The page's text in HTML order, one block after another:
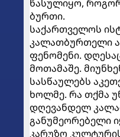
წასულიყო,
ბურთი.
საქართველოს
კალათბურთელი
ფენომენი.
მოთამაშე.
სასწაულებს
ხოლმე. რა თქმა
დღევანდელ
განუმეორებელი
კარუზო